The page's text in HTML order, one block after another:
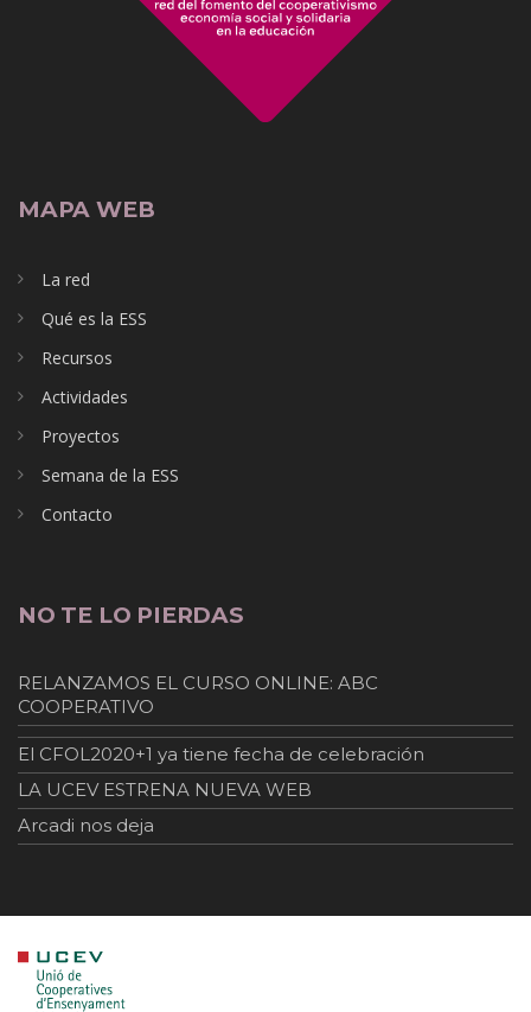
MAPA WEB
La red
Qué es la ESS
Recursos
Actividades
Proyectos
Semana de la ESS
Contacto
NO TE LO PIERDAS
RELANZAMOS EL CURSO ONLINE: ABC
COOPERATIVO
El CFOL2020+1 ya tiene fecha de celebración
LA UCEV ESTRENA NUEVA WEB
Arcadi nos deja